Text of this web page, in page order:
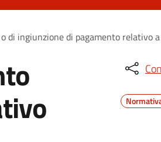
di ingiunzione di pagamento relativo